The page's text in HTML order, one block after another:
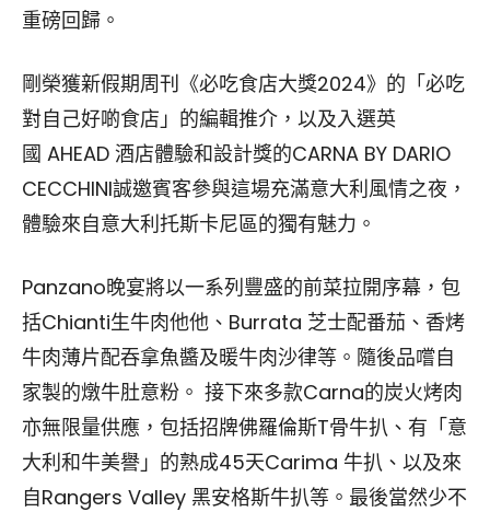
重磅回歸。
剛榮獲新假期周刊《必吃食店大獎2024》的「必吃
對自己好啲食店」的編輯推介，以及入選英
國 AHEAD 酒店體驗和設計獎的CARNA BY DARIO
CECCHINI誠邀賓客參與這場充滿意大利風情之夜，
體驗來自意大利托斯卡尼區的獨有魅力。
Panzano晚宴將以一系列豐盛的前菜拉開序幕，包
括Chianti生牛肉他他、Burrata 芝士配番茄、香烤
牛肉薄片配吞拿魚醬及暖牛肉沙律等。隨後品嚐自
家製的燉牛肚意粉。 接下來多款Carna的炭火烤肉
亦無限量供應，包括招牌佛羅倫斯T骨牛扒、有「意
大利和牛美譽」的熟成45天Carima 牛扒、以及來
自Rangers Valley 黑安格斯牛扒等。最後當然少不